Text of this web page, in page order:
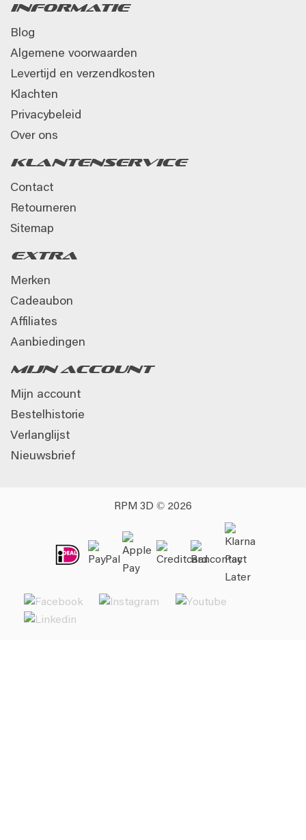
Informatie
Blog
Algemene voorwaarden
Levertijd en verzendkosten
Klachten
Privacybeleid
Over ons
Klantenservice
Contact
Retourneren
Sitemap
Extra
Merken
Cadeaubon
Affiliates
Aanbiedingen
Mijn account
Mijn account
Bestelhistorie
Verlanglijst
Nieuwsbrief
RPM 3D © 2026